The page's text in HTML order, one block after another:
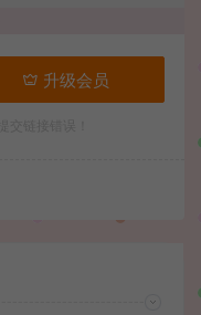
升级会员